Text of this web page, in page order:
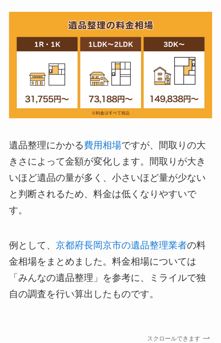
遺品整理にかかる費用相場ですが、間取りの大
きさによって金額が変化します。間取りが大き
いほど遺品の量が多く、小さいほど量が少ない
と判断されるため、料金は低くなりやすいで
す。
例として、 京都府長岡京市の遺品整理業者の料
金相場をまとめました。料金相場については
「みんなの遺品整理」を参考に、ミライルで独
自の調査を行い算出したものです。
スクロールできます